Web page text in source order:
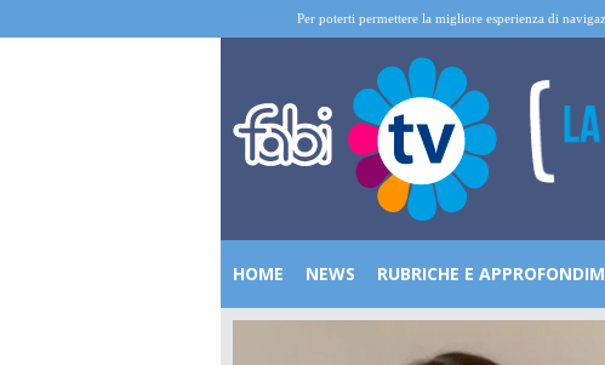
Per poterti permettere la migliore esperienza di
HOME NEWS RUBRICHE E